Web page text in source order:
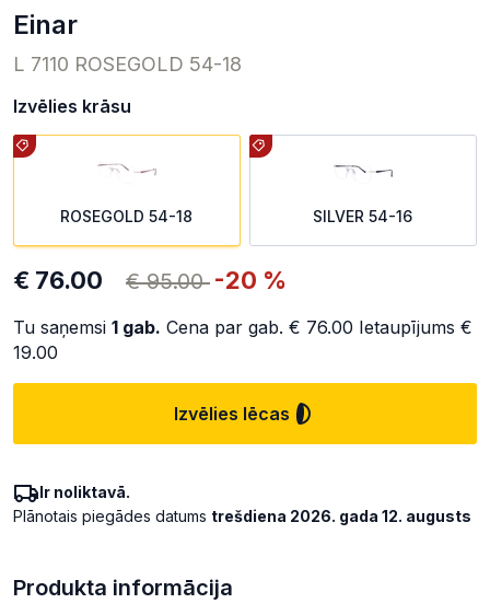
einar
L 7110 ROSEGOLD 54-18
Izvēlies krāsu
ROSEGOLD 54-18 SILVER 54-16
€ 76.00 € 95.00 -20 %
Tu saņemsi 1 gab. Cena par gab. € 76.00 Ietaupījums €
19.00
Izvēlies lēcas
Ir noliktavā.
Plānotais piegādes datums trešdiena 2026. gada 12. augusts
Produkta informācija